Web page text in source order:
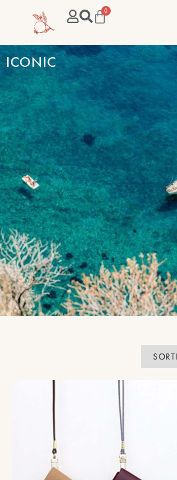
0
ICONIC